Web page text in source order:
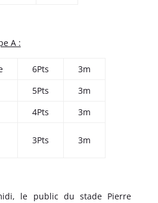
A :
6Pts
3m
5Pts
3m
4Pts 3m
3Pts 3m
le public du stade Pierre